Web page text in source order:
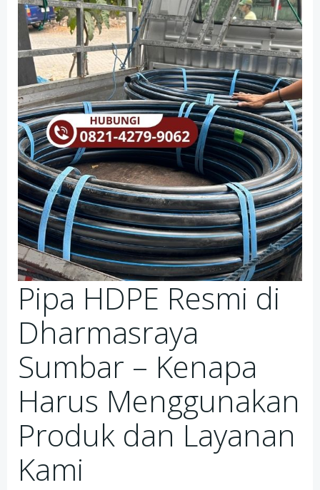
Pipa HDPE Resmi di
Dharmasraya
Sumbar – Kenapa
Harus Menggunakan
Produk dan Layanan
Kami